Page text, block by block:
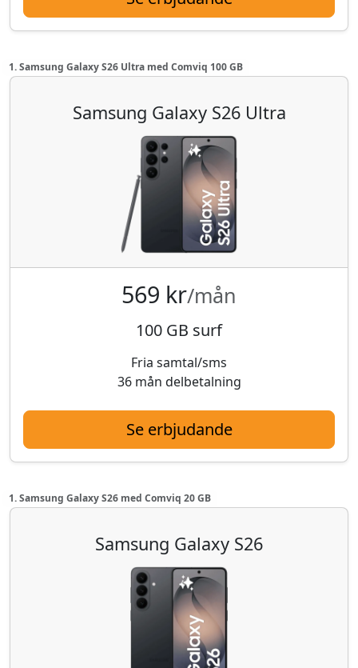
1. Samsung Galaxy S26 Ultra med Comviq 100 GB
Samsung Galaxy S26 Ultra
569 kr/mån
100 GB surf
Fria samtal/sms
36 mån delbetalning
Se erbjudande
1. Samsung Galaxy S26 med Comviq 20 GB
Samsung Galaxy S26